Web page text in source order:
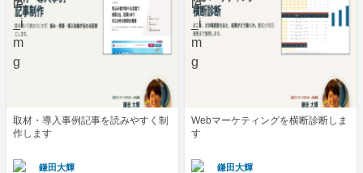
取材・導入事例記事を読みやすく制
作します
鎌田大輝
Webマーケティングを横断診断しま
す
鎌田大輝